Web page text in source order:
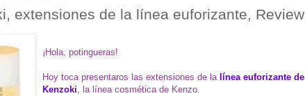
extensiones de la línea euforizante, Review
¡Hola, potingueras!
Hoy toca presentaros las extensiones de la línea euforizante de
Kenzoki, la línea cosmética de Kenzo.